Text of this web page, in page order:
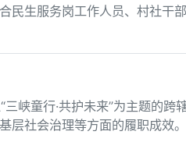
民生服务岗工作人员、村社干
峡童行·共护未来”为主题的跨
层社会治理等方面的履职成效。